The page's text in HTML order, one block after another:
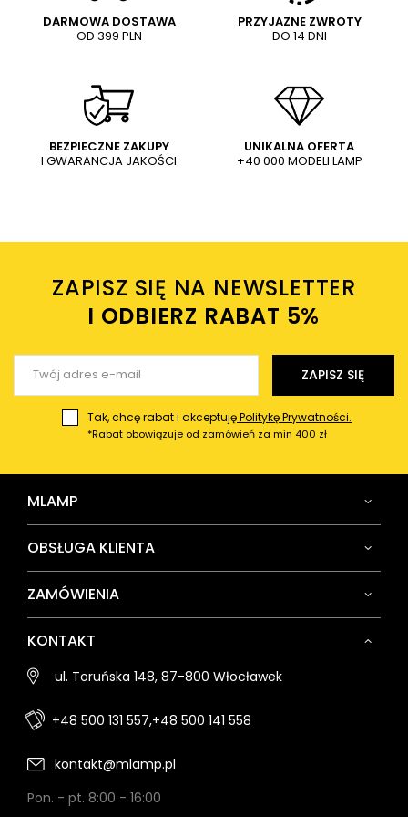
parku czarna
1 679,00 PLN 1 427,15 PLN
mosiądz
119,78 PLN 93,00 PLN
Treść twojej opinii
Dodaj własne zdjęcie produktu:
Twoje imię
Twój email
DARMOWA DOSTAWA
OD 399 PLN
PRZYJAZNE ZWROTY
DO 14 DNI
BEZPIECZNE ZAKUPY
I GWARANCJA JAKOŚCI
UNIKALNA OFERTA
+40 000 MODELI LAMP
ZAPISZ SIĘ NA NEWSLETTER
I ODBIERZ RABAT 5%ㅤ
ZAPISZ SIĘ
Tak, chcę rabat i akceptujęPolitykę Prywatności.
*Rabat obowiązuje od zamówień za min 400 zł
MLAMP
OBSŁUGA KLIENTA
ZAMÓWIENIA
KONTAKT
ul. Toruńska 148, 87-800 Włocławek
+48 500 131 557,+48 500 141 558
kontakt@mlamp.pl
Pon. - pt. 8:00 - 16:00